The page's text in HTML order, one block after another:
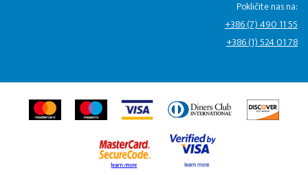
Pokličite nas na:
+386 (7) 490 11 55
+386 (1) 524 01 78